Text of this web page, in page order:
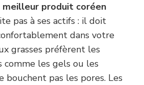
meilleur produit coréen
pas à ses actifs : il doit
dans votre
grasses préfèrent les
les gels ou les
bouchent pas les pores. Les